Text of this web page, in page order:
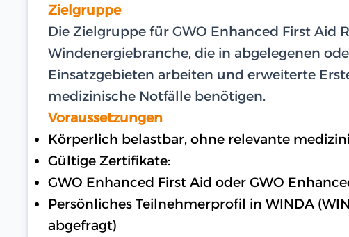
Zielgruppe
Die Zielgruppe für GWO Enhanced First Aid
Windenergiebranche, die in abgelegenen
Einsatzgebieten arbeiten und erweiterte
medizinische Notfälle benötigen.
Voraussetzungen
Körperlich belastbar, ohne relevante
Gültige Zertifikate:
GWO Enhanced First Aid oder GWO
Persönliches Teilnehmerprofil in WINDA
abgefragt)